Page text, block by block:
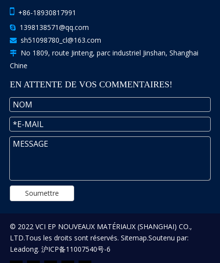
 +86-18930817991
 1398138571@qq.com
 sh51098780_cl@163.com

No 1809, route Jinteng, parc industriel Jinshan, Shanghai
Chine
EN ATTENTE DE VOS COMMENTAIRES!
Soumettre
© 2022 VCI EP NOUVEAUX MATÉRIAUX (SHANGHAI) CO.,
LTD.Tous les droits sont réservés. Sitemap.Soutenu par:
Leadong. 沪ICP备11007540号-6